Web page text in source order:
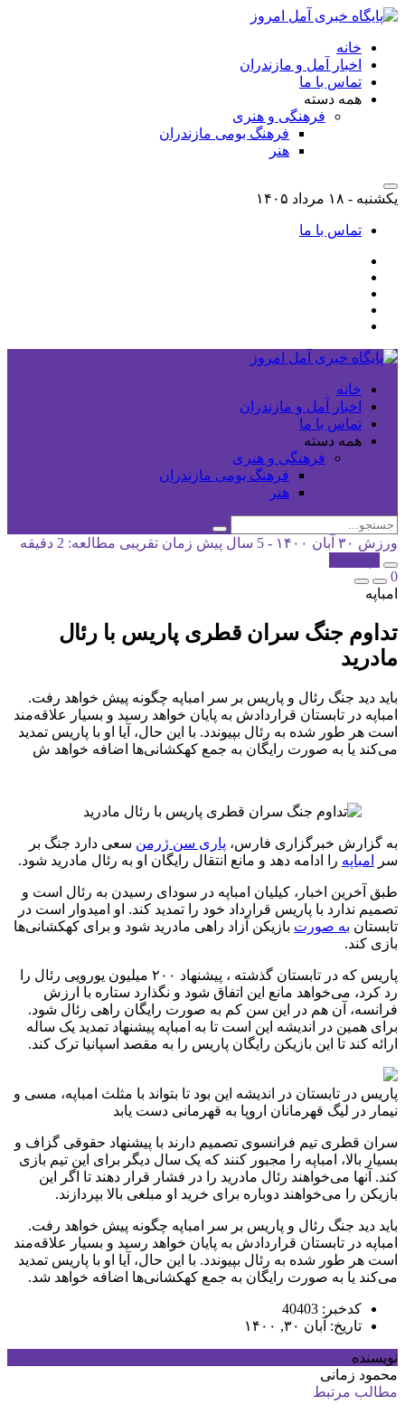
خانه
اخبار آمل و مازندران
تماس با ما
همه دسته
فرهنگی و هنری
فرهنگ بومی مازندران
هنر
یکشنبه - ۱۸ مرداد ۱۴۰۵
تماس با ما
خانه
اخبار آمل و مازندران
تماس با ما
همه دسته
فرهنگی و هنری
فرهنگ بومی مازندران
هنر
ورزش ۳۰ آبان ۱۴۰۰ - 5 سال پیش
زمان تقریبی مطالعه: 2 دقیقه
0
امباپه
تداوم جنگ سران قطری پاریس با رئال
مادرید
باید دید جنگ رئال و پاریس بر سر امباپه چگونه پیش خواهد رفت.
امباپه در تابستان قراردادش به پایان خواهد رسید و بسیار علاقه‌مند
است هر طور شده به رئال بپیوندد. با این حال، آیا او با پاریس تمدید
می‌کند یا به صورت رایگان به جمع کهکشانی‌ها اضافه خواهد ش
به گزارش خبرگزاری فارس، پاری سن ژرمن سعی دارد جنگ بر
سر
امباپه را ادامه دهد و مانع انتقال رایگان او به رئال مادرید شود.
طبق آخرین اخبار، کیلیان امباپه در سودای رسیدن به رئال است و
تصمیم ندارد با پاریس قرارداد خود را تمدید کند. او امیدوار است در
تابستان به صورت بازیکن آزاد راهی مادرید شود و برای کهکشانی‌ها
بازی کند.
پاریس که در تابستان گذشته ، پیشنهاد ۲۰۰ میلیون یورویی رئال را
رد کرد، می‌خواهد مانع این اتفاق شود و نگذارد ستاره با ارزش
فرانسه، آن هم در این سن کم به صورت رایگان راهی رئال شود.
برای همین در اندیشه این است تا به امباپه پیشنهاد تمدید یک ساله
ارائه کند تا این بازیکن رایگان پاریس را به مقصد اسپانیا ترک کند.
پاریس در تابستان در اندیشه این بود تا بتواند با مثلث امباپه، مسی و
نیمار در لیگ قهرمانان اروپا به قهرمانی دست یابد
سران قطری تیم فرانسوی تصمیم دارند با پیشنهاد حقوقی گزاف و
بسیار بالا، امباپه را مجبور کنند که یک سال دیگر برای این تیم بازی
کند. آنها می‌خواهند رئال مادرید را در فشار قرار دهند تا اگر این
بازیکن را می‌خواهند دوباره برای خرید او مبلغی بالا بپردازند.
باید دید جنگ رئال و پاریس بر سر امباپه چگونه پیش خواهد رفت.
امباپه در تابستان قراردادش به پایان خواهد رسید و بسیار علاقه‌مند
است هر طور شده به رئال بپیوندد. با این حال، آیا او با پاریس تمدید
می‌کند یا به صورت رایگان به جمع کهکشانی‌ها اضافه خواهد شد.
کدخبر: 40403
تاریخ: آبان ۳۰, ۱۴۰۰
نویسنده
محمود زمانی
مطالب مرتبط